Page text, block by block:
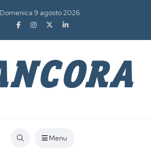
Domenica 9 agosto 2026
Menu